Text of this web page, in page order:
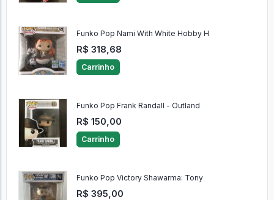
Funko Pop Nami With White Hobby H
R$ 318,68
Carrinho
Funko Pop Frank Randall - Outland
R$ 150,00
Carrinho
Funko Pop Victory Shawarma: Tony
R$ 395,00